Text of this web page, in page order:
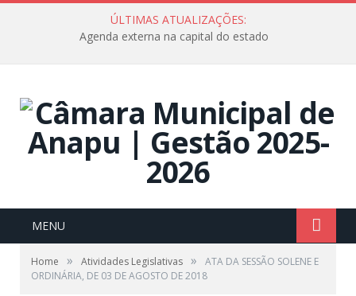
ÚLTIMAS ATUALIZAÇÕES:
Agenda externa na capital do estado
MENU
Home » Atividades Legislativas »
ATA DA SESSÃO SOLENE E
ORDINÁRIA, DE 03 DE AGOSTO DE 2018